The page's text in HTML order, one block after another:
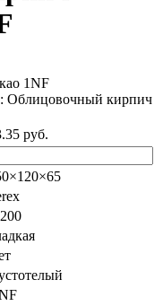
Облицовочный кирпич
руб.